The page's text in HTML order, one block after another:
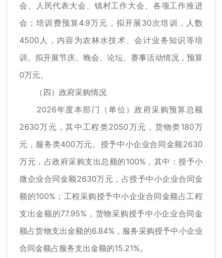
会、人民代表大会、镇村工作大会、各项工作推进
会；培训费预算4.9万元，拟开展30次培训，人数
4500人，内容为农林水技术、会计业务知识等培
训。拟开展节庆、晚会、论坛、赛事活动情况，预算
0万元。
（四）政府采购情况
2026年度本部门（单位）政府采购预算总额
2630万元，其中工程类2050万元，货物类180万
元，服务类400万元。授予中小企业合同金额2630
万元，占政府采购支出总额的100%，其中：授予小
微企业合同金额2630万元，占授予中小企业合同金
额的100%；工程采购授予中小企业合同金额占工程
支出金额的77.95%，货物采购授予中小企业合同金
额占货物支出金额的6.84%，服务采购授予中小企业
合同金额占服务支出金额的15.21%。